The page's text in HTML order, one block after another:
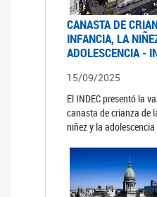
CANASTA DE
INFANCIA, LA
ADOLESCENCIA -
15/09/2025
El INDEC presentó la
canasta de crianza de
niñez y la adolescencia